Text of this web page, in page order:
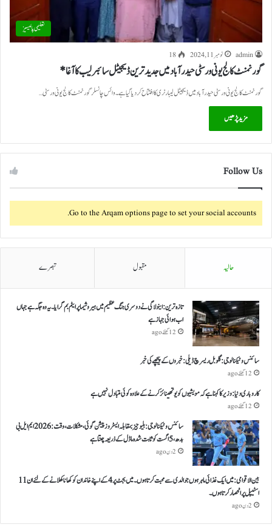
تعلیمی پالیسیز
admin نومبر 11, 2024 18
گورنمنٹ کالج یونی ورسٹی حیدرآباد میں جدید ترین ڈیجیٹل سائبر لیب کا آغا*
گورنمنٹ کالج یونی ورسٹی حیدرآباد میں ڈیجیٹل لیبارٹری کا افتتاح کردیا گیا ہے۔ وائس چانسلر گورنمنٹ کالج یونی ورسٹی…
مزید پڑھیں
Follow Us
Go to the Arqam options page to set your social accounts.
حالیہ مقبول تبصرے
تازہ ترین: اینولا گی نے دوسری جنگ عظیم میں ہیروشیما پر ایٹم بم گرایا ۔ یہ وہ جگہ ہے جہاں
اب ہوائی جہاز ہے
12 گھنٹے ago
سائنس و ٹیکنالوجی: گلوبل ریسرچ ڈیلی: خبروں کے پیچھے کی خبر
12 گھنٹے ago
کاروباری دنیا: وزیر کا کہنا ہے کہ مویشیوں کو یوتھینائز کرنے کے علاوہ کوئی متبادل نہیں ہے
12 گھنٹے ago
سائنس و ٹیکنالوجی: بلیو جیز بمقابلہ ایسٹروز پیشن گوئی، مشکلات، وقت: 2026 ایم ایل بی
بدھ، 5 اگست کو ثابت شدہ ماڈل کے ذریعہ چنتا ہے
2 دن ago
بین الاقوامی: میں ایک غذائی ماہر ہوں جو الدی سے محبت کرتا ہوں ۔ میں بجٹ پر 4 کے اپنے خاندان کو کھانا کھلانے کے لئے ان 11
اسٹیپل پر انحصار کرتا ہوں ۔
2 دن ago